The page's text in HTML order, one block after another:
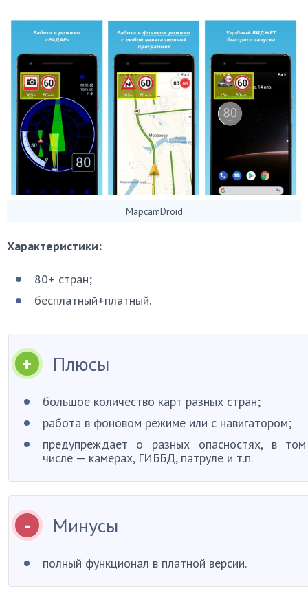
MapcamDroid
Характеристики:
80+ стран;
бесплатный+платный.
Плюсы
большое количество карт разных стран;
работа в фоновом режиме или с навигатором;
предупреждает о разных опасностях, в том
числе — камерах, ГИББД, патруле и т.п.
Минусы
полный функционал в платной версии.